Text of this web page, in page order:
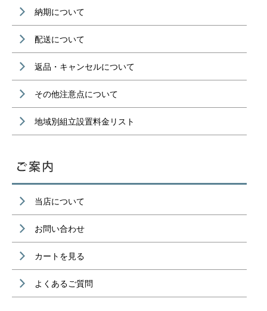
納期について
配送について
返品・キャンセルについて
その他注意点について
地域別組立設置料金リスト
当店について
お問い合わせ
カートを見る
よくあるご質問